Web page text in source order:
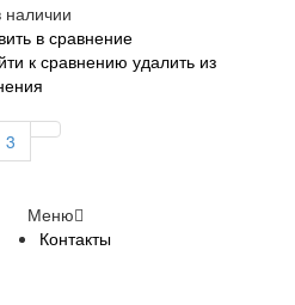
наличии
в сравнение
к сравнению удалить из
3
Меню
Контакты